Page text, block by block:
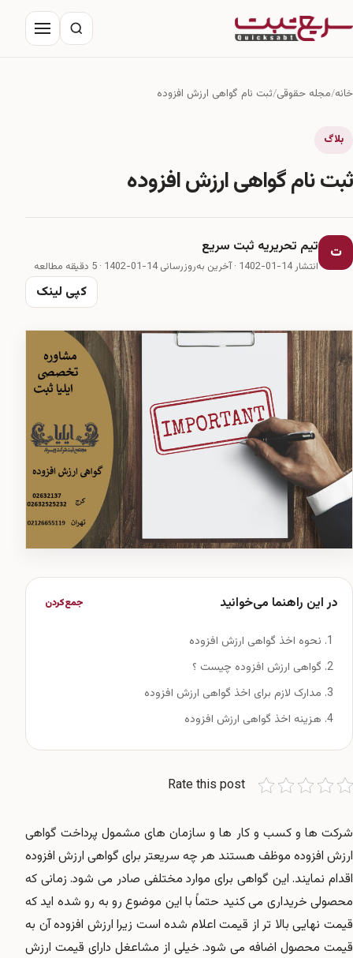
خانه
مجله حقوقی
خانه مجله حقوقی ثبت نام گواهی ارزش افزوده
بلاگ
ثبت نام گواهی ارزش افزوده
ت تیم تحریریه ثبت سریع
انتشار 14-01-1402 ·آخرین به‌روزرسانی 14-01-1402 · 5 دقیقه مطالعه
کپی لینک
در این راهنما می‌خوانید جمع‌کردن
نحوه اخذ گواهی ارزش افزوده
گواهی ارزش افزوده چیست ؟
مدارک لازم برای اخذ گواهی ارزش افزوده
هزینه اخذ گواهی ارزش افزوده
Rate this post
شرکت ها و کسب و کار ها و سازمان های مشمول پرداخت گواهی
ارزش افزوده موظف هستند هر چه سریعتر برای گواهی ارزش افزوده
اقدام نمایند. این گواهی برای موارد مختلفی صادر می شود. زمانی که
محصولی خریداری می کنید حتماً با این موضوع رو به رو شده اید که
قیمت نهایی بالا تر از قیمت اعلام شده است زیرا ارزش افزوده آن به
قیمت محصول اضافه می شود. خیلی از مشاعغل دارای قیمت ارزش